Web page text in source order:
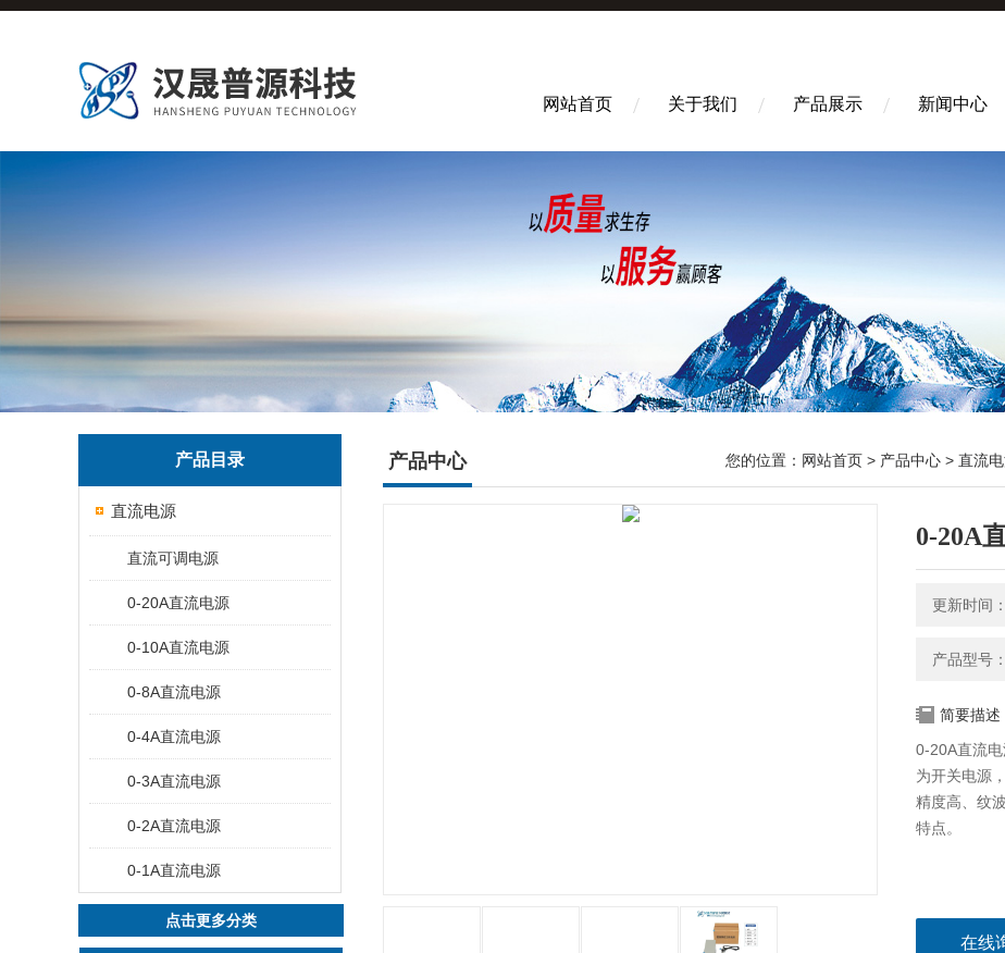
网站首页 关于我们 产品展示 新闻中心
产品目录
直流电源
直流可调电源
0-20A直流电源
0-10A直流电源
0-8A直流电源
0-4A直流电源
0-3A直流电源
0-2A直流电源
0-1A直流电源
点击更多分类
产品中心 您的位置： 网站首页 > 产品中心 > 直流
0-20A
更新时间
产品型号
简要描述
0-20A直流
为开关电源
精度高、纹
特点。
在线